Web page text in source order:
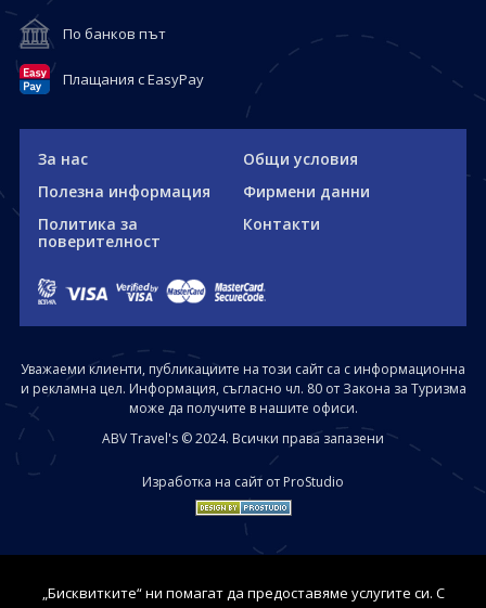
По банков път
Плащания с EasyPay
За нас
Общи условия
Полезна информация
Фирмени данни
Политика за
поверителност
Контакти
Уважаеми клиенти, публикациите на този сайт са с информационна
и рекламна цел. Информация, съгласно чл. 80 от Закона за Туризма
може да получите в нашите офиси.
ABV Travel's © 2024. Всички права запазени
Изработка на сайт от ProStudio
„Бисквитките“ ни помагат да предоставяме услугите си. С